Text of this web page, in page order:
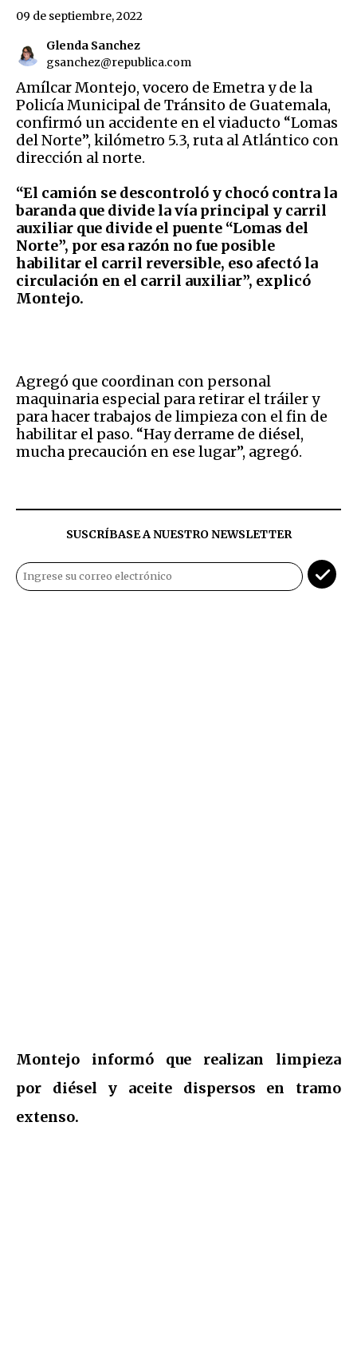
Glenda Sanchez
gsanchez@republica.com
09 de septiembre, 2022
Amílcar Montejo, vocero de Emetra y de la
Policía Municipal de Tránsito de Guatemala,
confirmó un accidente en el viaducto “Lomas
del Norte”, kilómetro 5.3, ruta al Atlántico con
dirección al norte.
“El camión se descontroló y chocó contra la
baranda que divide la vía principal y carril
auxiliar que divide el puente “Lomas del
Norte”, por esa razón no fue posible
habilitar el carril reversible, eso afectó la
circulación en el carril auxiliar”, explicó
Montejo.
Agregó que coordinan con personal
maquinaria especial para retirar el tráiler y
para hacer trabajos de limpieza con el fin de
habilitar el paso. “Hay derrame de diésel,
mucha precaución en ese lugar”, agregó.
SUSCRÍBASE A NUESTRO NEWSLETTER
Montejo informó que realizan limpieza
por diésel y aceite dispersos en tramo
extenso.